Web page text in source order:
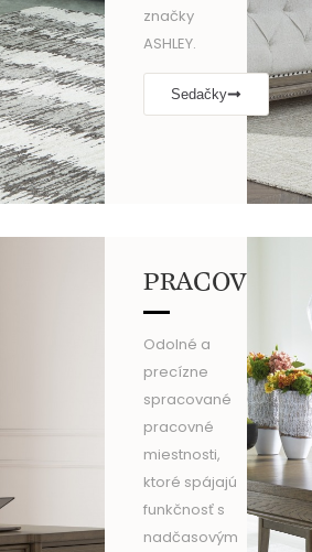
značky
ASHLEY.
Sedačky
PRACOVNE
Odolné a
precízne
spracované
pracovné
miestnosti,
ktoré spájajú
funkčnosť s
nadčasovým